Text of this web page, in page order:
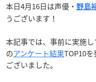
本日4月16日は声優・ 野島
うございます！
本記事では、事前に実施
のアンケート結果TOP10
ございました。